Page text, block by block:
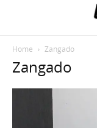
Home Zangado
Zangado